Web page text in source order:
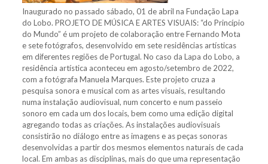
Inaugurado no passado sábado, 01 de abril na Fundação Lapa
do Lobo. PROJETO DE MÚSICA E ARTES VISUAIS: “do Princípio
do Mundo” é um projeto de colaboração entre Fernando Mota
e sete fotógrafos, desenvolvido em sete residências artísticas
em diferentes regiões de Portugal. No caso da Lapa do Lobo, a
residência artística aconteceu em agosto/setembro de 2022,
com a fotógrafa Manuela Marques. Este projeto cruza a
pesquisa sonora e musical com as artes visuais, resultando
numa instalação audiovisual, num concerto e num passeio
sonoro em cada um dos locais, bem como uma edição digital
agregando todas as criações. As instalações audiovisuais
consistirão no diálogo entre as imagens e as peças sonoras
desenvolvidas a partir dos mesmos elementos naturais de cada
local. Em ambas as disciplinas, mais do que uma representação